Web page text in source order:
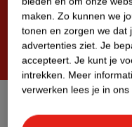
Steeds
Disclaimer
maken. Zo kunnen we
tonen en zorgen we dat
advertenties ziet. Je
accepteert. Je kunt je
intrekken. Meer
verwerken lees je in ons